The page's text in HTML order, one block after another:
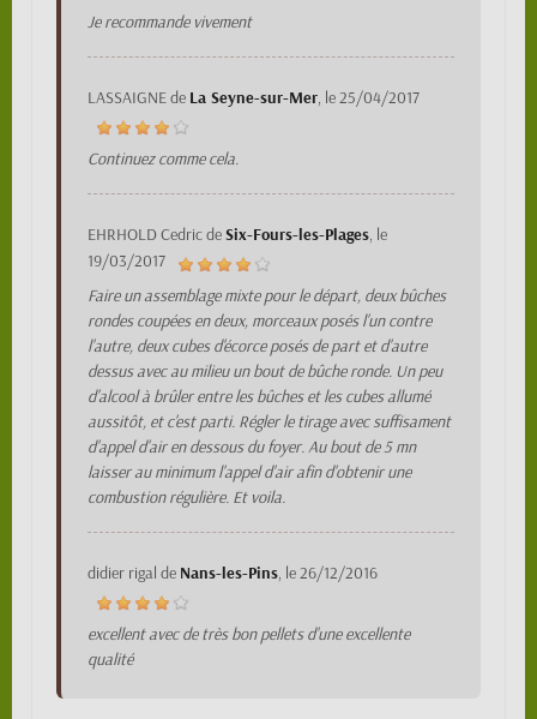
Je recommande vivement
LASSAIGNEde La Seyne-sur-Mer, le25/04/2017
Continuez comme cela.
EHRHOLD CedricdeSix-Fours-les-Plages, le
19/03/2017
Faire un assemblage mixte pour le départ, deux bûches
rondes coupées en deux, morceaux posés l'un contre
l'autre, deux cubes d'écorce posés de part et d'autre
dessus avec au milieu un bout de bûche ronde. Un peu
d'alcool à brûler entre les bûches et les cubes allumé
aussitôt, et c'est parti. Régler le tirage avec suffisament
d'appel d'air en dessous du foyer. Au bout de 5 mn
laisser au minimum l'appel d'air afin d'obtenir une
combustion régulière. Et voila.
didier rigal de Nans-les-Pins, le26/12/2016
excellent avec de très bon pellets d'une excellente
qualité